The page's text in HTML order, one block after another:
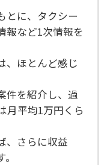
とに、タクシー
報など1次情報を
、ほとんど感じ
件を紹介し、過
月平均1万円くら
、さらに収益